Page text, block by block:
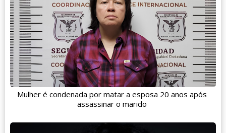
Mulher é condenada por matar a esposa 20 anos após
assassinar o marido